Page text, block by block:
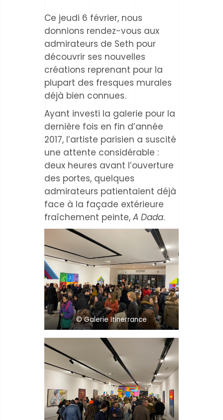
Ce jeudi 6 février, nous
donnions rendez-vous aux
admirateurs de Seth pour
découvrir ses nouvelles
créations reprenant pour la
plupart des fresques murales
déjà bien connues.
Ayant investi la galerie pour la
dernière fois en fin d’année
2017, l’artiste parisien a suscité
une attente considérable :
deux heures avant l’ouverture
des portes, quelques
admirateurs patientaient déjà
face à la façade extérieure
fraîchement peinte, A Dada.
© Galerie Itinerrance